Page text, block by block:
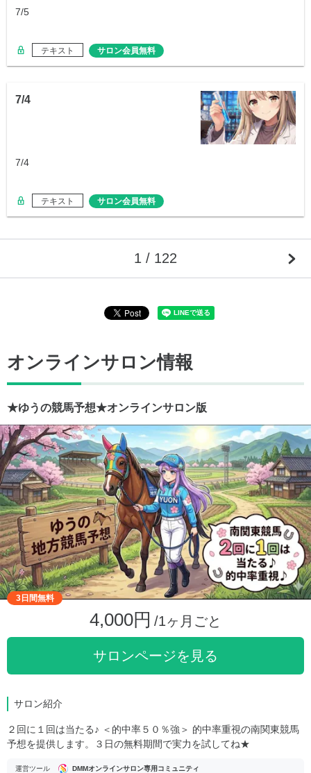
7/5
テキスト サロン会員無料
7/4
7/4
テキスト サロン会員無料
1 / 122
オンラインサロン情報
★ゆうの競馬予想★オンラインサロン版
3日間無料
4,000円 /1ヶ月ごと
サロンページを見る
サロン紹介
２回に１回は当たる♪ ＜的中率５０％強＞ 的中率重視の南関東競馬
予想を提供します。３日の無料期間で実力を試してね★
運営ツール DMMオンラインサロン専用コミュニティ